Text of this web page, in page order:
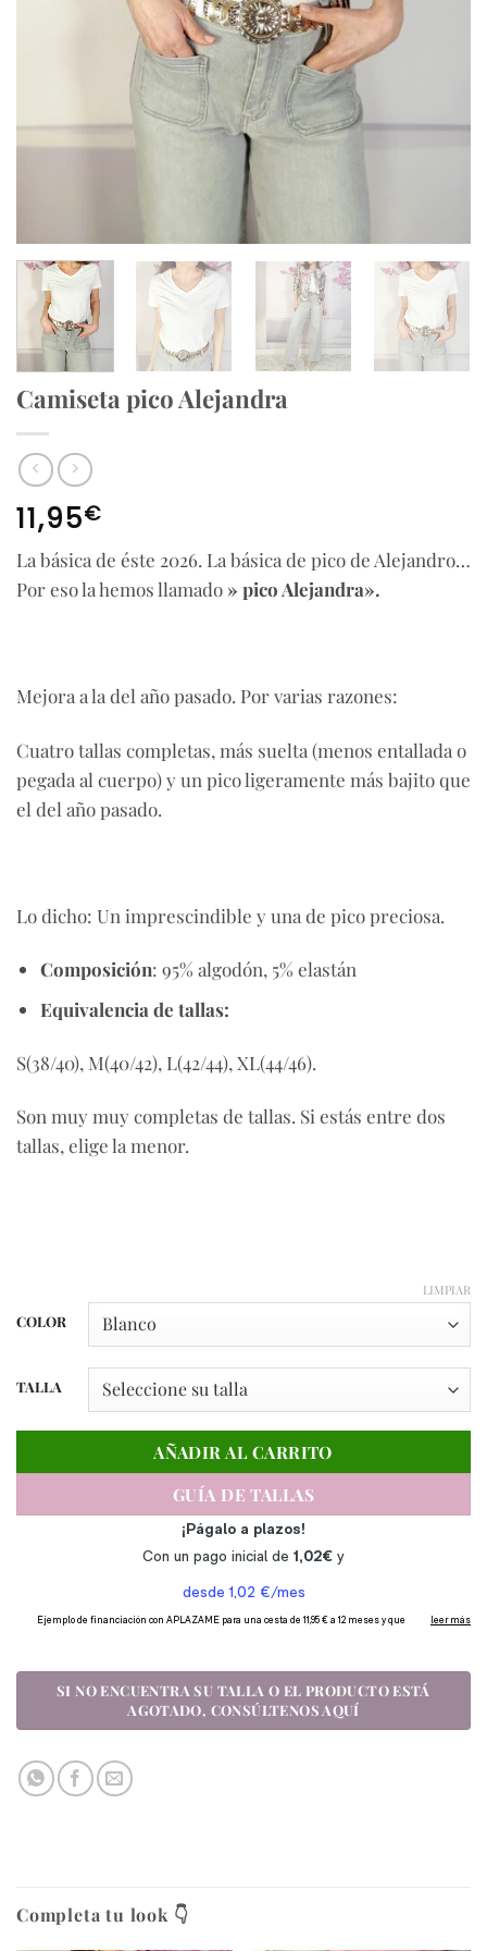
Camiseta pico Alejandra
11,95€
La básica de éste 2026. La básica de pico de Alejandro…
Por eso la hemos llamado » pico Alejandra».
Mejora a la del año pasado. Por varias razones:
Cuatro tallas completas, más suelta (menos entallada o
pegada al cuerpo) y un pico ligeramente más bajito que
el del año pasado.
Lo dicho: Un imprescindible y una de pico preciosa.
Composición: 95% algodón, 5% elastán
Equivalencia de tallas:
S(38/40), M(40/42), L(42/44), XL(44/46).
Son muy muy completas de tallas. Si estás entre dos
tallas, elige la menor.
COLOR
TALLA
LIMPIAR
AÑADIR AL CARRITO
GUÍA DE TALLAS
Completa tu look 👇